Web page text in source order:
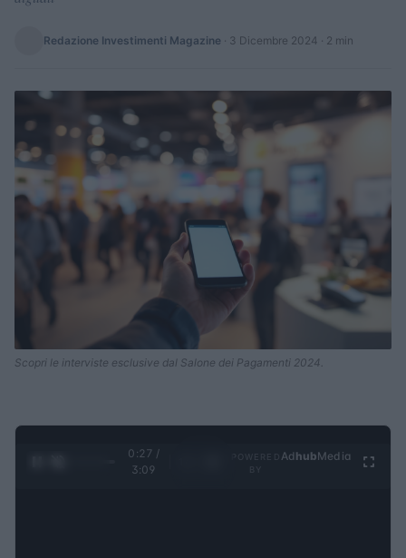
Redazione Investimenti Magazine · 3 Dicembre 2024 · 2 min
Scopri le interviste esclusive dal Salone dei Pagamenti 2024.
0:28 /
3:09
Ad hubMedia